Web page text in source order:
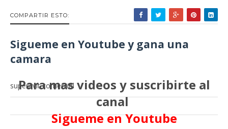
COMPARTIR ESTO:
Sigueme en Youtube y gana una
camara
Para mas videos y suscribirte al
canal
Sigueme en Youtube
superavit comercial